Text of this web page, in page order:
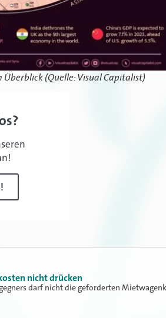
(Quelle: Visual Capitalist)
nicht drücken
darf nicht die geforderten